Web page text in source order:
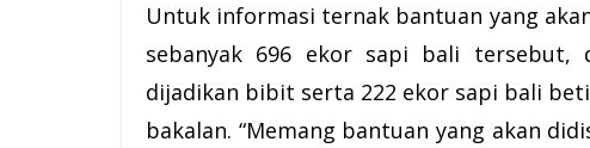
Untuk informasi ternak bantuan yang
sebanyak 696 ekor sapi bali
dijadikan bibit serta 222 ekor sapi bali
bakalan. “Memang bantuan yang akan